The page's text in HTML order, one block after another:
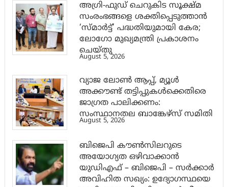
അഗ്രി-ഫുഡ് ചെറുകിട സൂക്ഷ്മ
സംരംഭങ്ങളെ ശക്തിപ്പെടുത്താന്‍
‘സ്മാര്‍ട്ട്’ പദ്ധതിയുമായി കേര;
ലോഗോ മുഖ്യമന്ത്രി പ്രകാശനം
ചെയ്തു
August 5, 2026
വ്യാജ ലോൺ ആപ്പ്, മ്യൂൾ
അക്കൗണ്ട് തട്ടിപ്പുകൾക്കെതിരെ
ജാ​ഗ്രത പാലിക്കണം:
സംസ്ഥാനതല ബാങ്കേഴ്സ് സമിതി
August 5, 2026
ബിജെപി കൗൺസിലറുടെ
അയോഗ്യത ഒഴിവാക്കാൻ
യുഡിഎഫ് – ബിജെപി – സർക്കാർ
അവിഹിത സഖ്യം: ഉദ്യോഗസ്ഥയെ